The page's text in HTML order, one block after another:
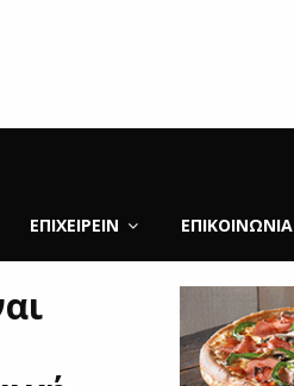
ΕΠΙΧΕΙΡΕΙΝ ΕΠΙΚΟΙΝΩΝΊΑ